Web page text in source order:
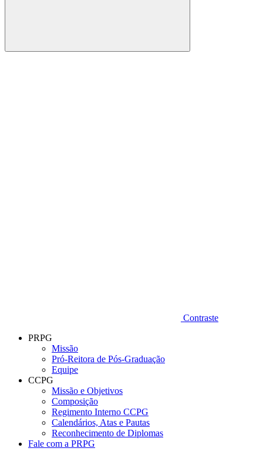
Buscar
Contraste
PRPG
Missão
Pró-Reitora de Pós-Graduação
Equipe
CCPG
Missão e Objetivos
Composição
Regimento Interno CCPG
Calendários, Atas e Pautas
Reconhecimento de Diplomas
Fale com a PRPG